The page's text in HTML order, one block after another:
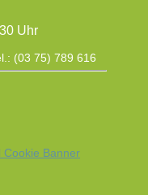
Uhr
(03 75) 789 616
Cookie Banner